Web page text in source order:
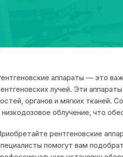
аппараты — это
лучей. Эти
органов и мягких тканей.
низкодозовое облучение, что
рентгеновские
помогут вам